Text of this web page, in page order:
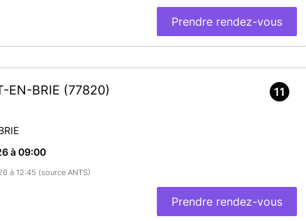
Prendre rendez-vous
EN-BRIE (77820)
à 09:00
à 12:45 (source ANTS)
Prendre rendez-vous
11